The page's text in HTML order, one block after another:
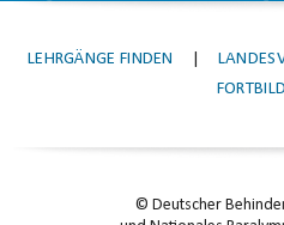
LEHRGÄNGE FINDEN
© Deutscher